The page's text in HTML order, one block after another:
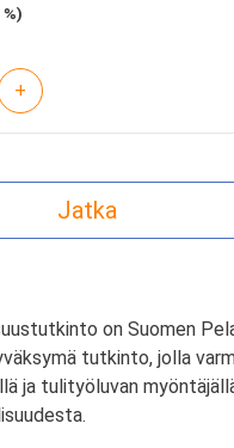
+
on Suomen
tutkinto, jolla
ja tulityöluvan